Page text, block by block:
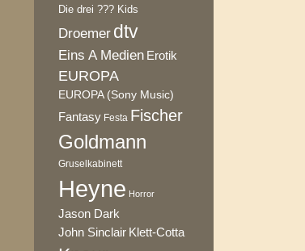
Die drei ??? Kids
Droemer dtv
Eins A Medien Erotik
EUROPA
EUROPA (Sony Music)
Fantasy Festa Fischer
Goldmann
Gruselkabinett
Heyne Horror
Jason Dark
John Sinclair Klett-Cotta